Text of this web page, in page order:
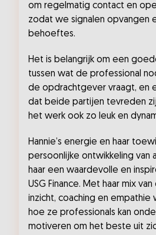
om regelmatig contact en
zodat we signalen opvangen
behoeftes.
Het is belangrijk om een
tussen wat de professional
de opdrachtgever vraagt, en
dat beide partijen tevreden
het werk ook zo leuk en
Hannie’s energie en haar
persoonlijke ontwikkeling van
haar een waardevolle en
USG Finance. Met haar mix
inzicht, coaching en
hoe ze professionals kan
motiveren om het beste uit